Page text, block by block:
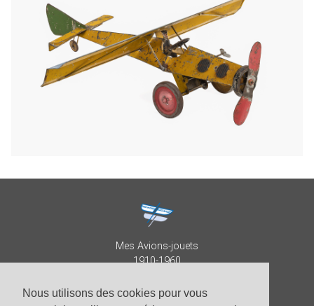
Nous utilisons des cookies pour vous
Mes Avions-jouets
1910-1960